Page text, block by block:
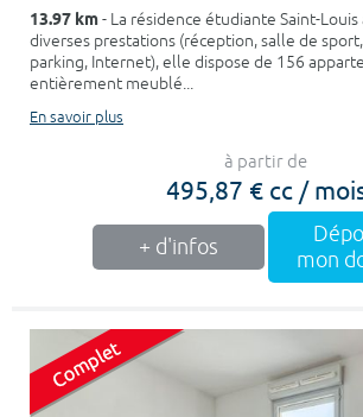
13.97 km- La résidence étudiante Saint-Louis
diverses prestations (réception, salle de
parking, Internet), elle dispose de 156
entièrement meublé...
En savoir plus
à partir de
495,87 € cc /
+ d'infos
mon